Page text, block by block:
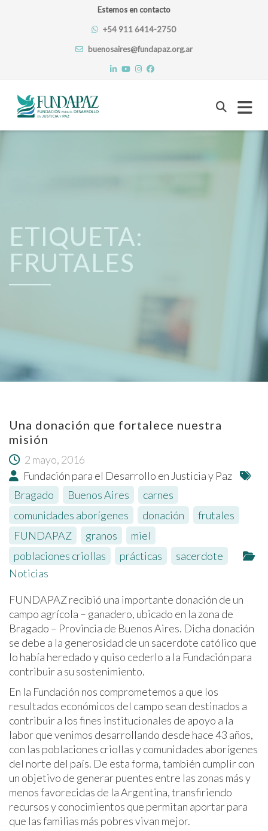
Estemos en contacto
+54 911 6414-2750
buenosaires@fundapaz.org.ar
Skip
ETIQUETA:
FRUTALES
Una donación que fortalece nuestra
misión
2 mayo, 2016
Fundación para el Desarrollo en Justicia y Paz
Bragado
Buenos Aires carnes
comunidades aborígenes
donación frutales
FUNDAPAZ
granos miel
poblaciones criollas
prácticas
sacerdote
Noticias
FUNDAPAZ recibió una importante donación de un
campo agrícola – ganadero, ubicado en la zona de
Bragado – Provincia de Buenos Aires. Dicha donación
se debe a la generosidad de un sacerdote católico que
lo había heredado y quiso cederlo a la Fundación para
contribuir a su sostenimiento.
En la Fundación nos comprometemos a que los
resultados económicos del campo sean destinados a
contribuir a los fines institucionales de apoyo a la
labor que venimos desarrollando desde hace 43 años,
con las poblaciones criollas y comunidades aborígenes
del norte del país. De esta forma, también cumplir con
un objetivo de generar puentes entre las zonas más y
menos favorecidas de la Argentina, transfiriendo
recursos y conocimientos que permitan aportar para
que las familias más pobres vivan mejor.